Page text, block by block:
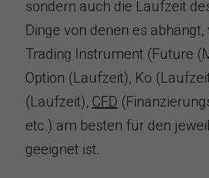
sondern auch die Laufzeit
Dinge von denen es
Trading Instrument (Future
Option (Laufzeit), Ko
(Laufzeit), CFD
etc.) am besten für den
geeignet ist.